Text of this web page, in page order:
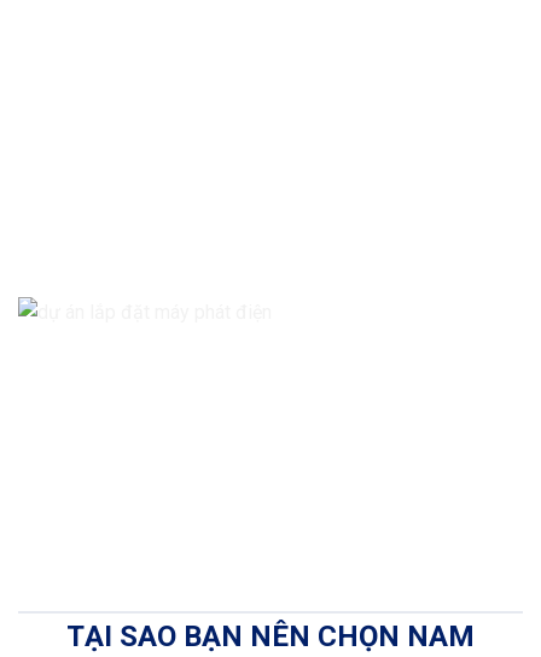
TẠI SAO BẠN NÊN CHỌN NAM